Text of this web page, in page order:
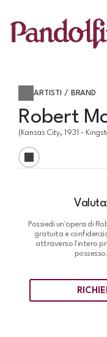
ARTISTI / BRAND
Robert
(Kansas City, 1931 -
Possiedi un'opera di
gratuita e
attraverso l'intero